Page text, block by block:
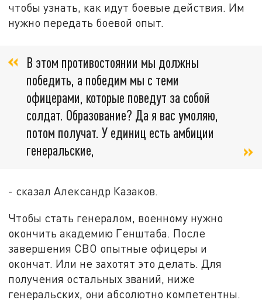
чтобы узнать, как идут боевые действия. Им
нужно передать боевой опыт.
В этом противостоянии мы должны
победить, а победим мы с теми
офицерами, которые поведут за собой
солдат. Образование? Да я вас умоляю,
потом получат. У единиц есть амбиции
генеральские,
- сказал Александр Казаков.
Чтобы стать генералом, военному нужно
окончить академию Генштаба. После
завершения СВО опытные офицеры и
окончат. Или не захотят это делать. Для
получения остальных званий, ниже
генеральских, они абсолютно компетентны.